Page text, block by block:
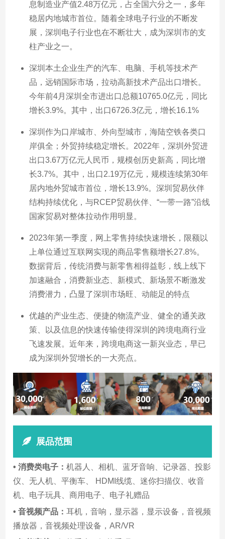
息制造业产值2.48万亿元，占全国六分之一，多年
稳居内地城市首位。随着全球电子行业的不断发
展，深圳电子行业也在不断壮大，成为深圳市的支
柱产业之一。
深圳本土企业生产的汽车、电脑、手机等技术产
品，远销国际市场，拉动高新技术产品出口增长。
今年前4月深圳全市进出口总额10765.0亿元，同比
增长3.9%。其中，出口6726.3亿元，增长16.1%
深圳作为口岸城市、外向型城市，海陆空铁各类口
岸俱全；外贸持续稳定增长。2022年，深圳外贸进
出口3.67万亿元人民币，规模创历史新高，同比增
长3.7%。其中，出口2.19万亿元，规模连续第30年
居内地外贸城市首位，增长13.9%。深圳贸易伙伴
结构持续优化，与RCEP贸易伙伴、“一带一路”沿线
国家贸易对整体拉动作用明显。
2023年第一季度，网上零售持续快速增长，限额以
上单位通过互联网实现的商品零售额增长27.8%。
数据背后，传统消费与新零售相得益彰，线上线下
加速融合，消费新业态、新模式、新场景不断激发
消费潜力，凸显了深圳市场旺、动能足的特点
优越的产业生态、便捷的物流产业、健全的通关政
策、以及信息的快速传输使得深圳的跨境电商行业
飞速发展。近年来，跨境电商这一新兴业态，早已
成为深圳外贸增长的一大亮点。
展品范围
• 消费类电子：机器人、相机、蓝牙音响、记录器、投影
仪、无人机、平衡车、 HDMI线缆、迷你扫描仪、收音
机、电子玩具、商用电子、电子礼赠品
• 音视频产品：耳机，音响，显示器，显示设备，音视频
播放器，音视频处理设备，AR/VR